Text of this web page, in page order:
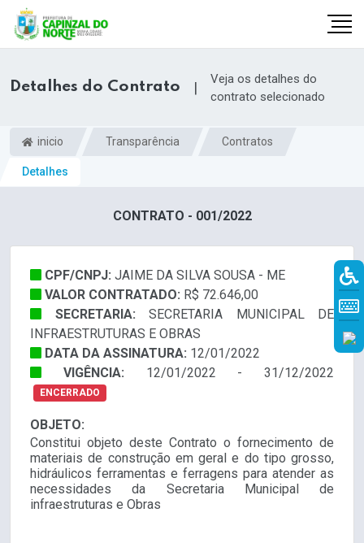
Detalhes do Contrato |
Veja os detalhes do
contrato selecionado
inicio Transparência Contratos
Detalhes
CONTRATO - 001/2022
CPF/CNPJ: JAIME DA SILVA SOUSA - ME
VALOR CONTRATADO: R$ 72.646,00
SECRETARIA: SECRETARIA MUNICIPAL DE
INFRAESTRUTURAS E OBRAS
DATA DA ASSINATURA: 12/01/2022
VIGÊNCIA: 12/01/2022 - 31/12/2022
ENCERRADO
OBJETO:
Constitui objeto deste Contrato o fornecimento de
materiais de construção em geral e do tipo grosso,
hidráulicos ferramentas e ferragens para atender as
necessidades da Secretaria Municipal de
infraestruturas e Obras